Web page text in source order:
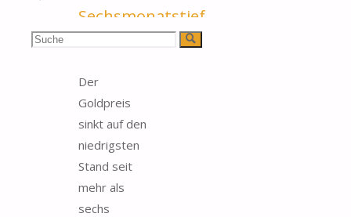
Suchen Suche
Sechsmonatstief
Der
Goldpreis
sinkt auf den
niedrigsten
Stand seit
mehr als
sechs